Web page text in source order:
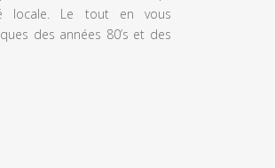
locale. Le tout en vous
des années 80’s et des